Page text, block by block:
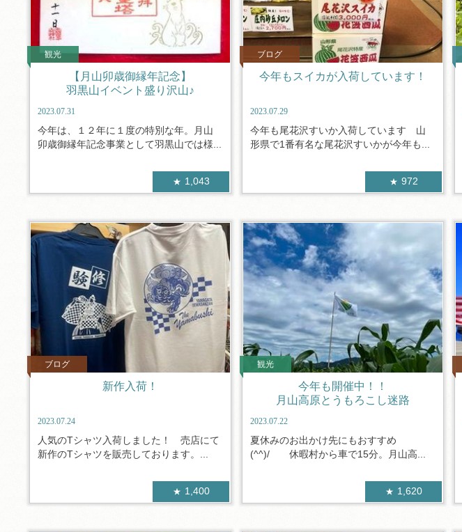
観光
【月山卯歳御縁年記念】
羽黒山イベント盛り沢山♪
2023.07.31
今年は、１２年に１度の特別な年。月山
卯歳御縁年記念事業として羽黒山では様...
1,043
ブログ
今年もスイカが入荷しています！
2023.07.29
今年も尾花沢すいか入荷しています 山
形県で1番有名な尾花沢すいかが今年も...
972
ブログ
新作入荷！
2023.07.24
人気のTシャツ入荷しました！ 売店にて
新作のTシャツを販売しております。...
1,400
観光
今年も開催中！！
月山高原とうもろこし迷路
2023.07.22
夏休みのお出かけ先にもおすすめ
(^^)/ 休暇村から車で15分。月山高...
1,620